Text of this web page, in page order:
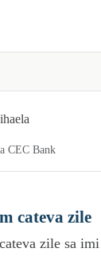
CEC Bank
cateva zile
zile sa